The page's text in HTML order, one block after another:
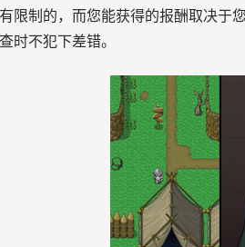
限制的，而您能获得的报酬取决于
时不犯下差错。